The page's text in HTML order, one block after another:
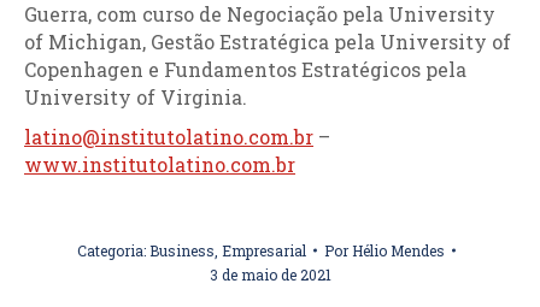
Guerra, com curso de Negociação pela University
of Michigan, Gestão Estratégica pela University of
Copenhagen e Fundamentos Estratégicos pela
University of Virginia.
latino@institutolatino.com.br –
www.institutolatino.com.br
Categoria:Business Empresarial PorHélio Mendes
3 de maio de 2021